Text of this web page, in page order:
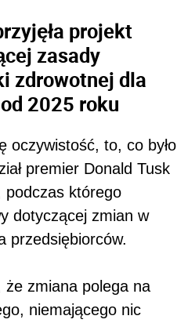
projekt
zasady
zdrowotnej dla
2025 roku
oczywistość, to, co było
premier Donald Tusk
podczas którego
dotyczącej zmian w
przedsiębiorców.
że zmiana polega na
niemającego nic